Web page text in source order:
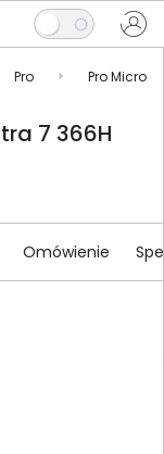
Pro Pro Micro
7 366H
Omówienie